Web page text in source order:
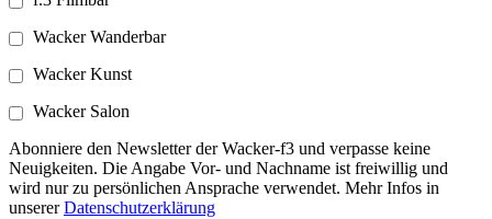
Wacker Wanderbar
Wacker Kunst
Wacker Salon
Abonniere den Newsletter der Wacker-f3 und verpasse keine
Neuigkeiten. Die Angabe Vor- und Nachname ist freiwillig und
wird nur zu persönlichen Ansprache verwendet. Mehr Infos in
unsererDatenschutzerklärung